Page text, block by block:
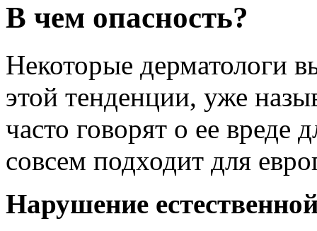
В чем опасность?
Некоторые дерматологи
этой тенденции, уже
часто говорят о ее вреде
совсем подходит для
Нарушение